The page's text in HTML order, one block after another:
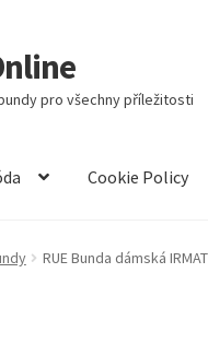
pro všechny příležitosti
Cookie Policy
RUE Bunda dámská IRMAT